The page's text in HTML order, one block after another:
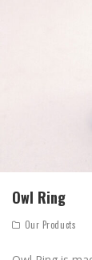
Owl Ring
Our Products